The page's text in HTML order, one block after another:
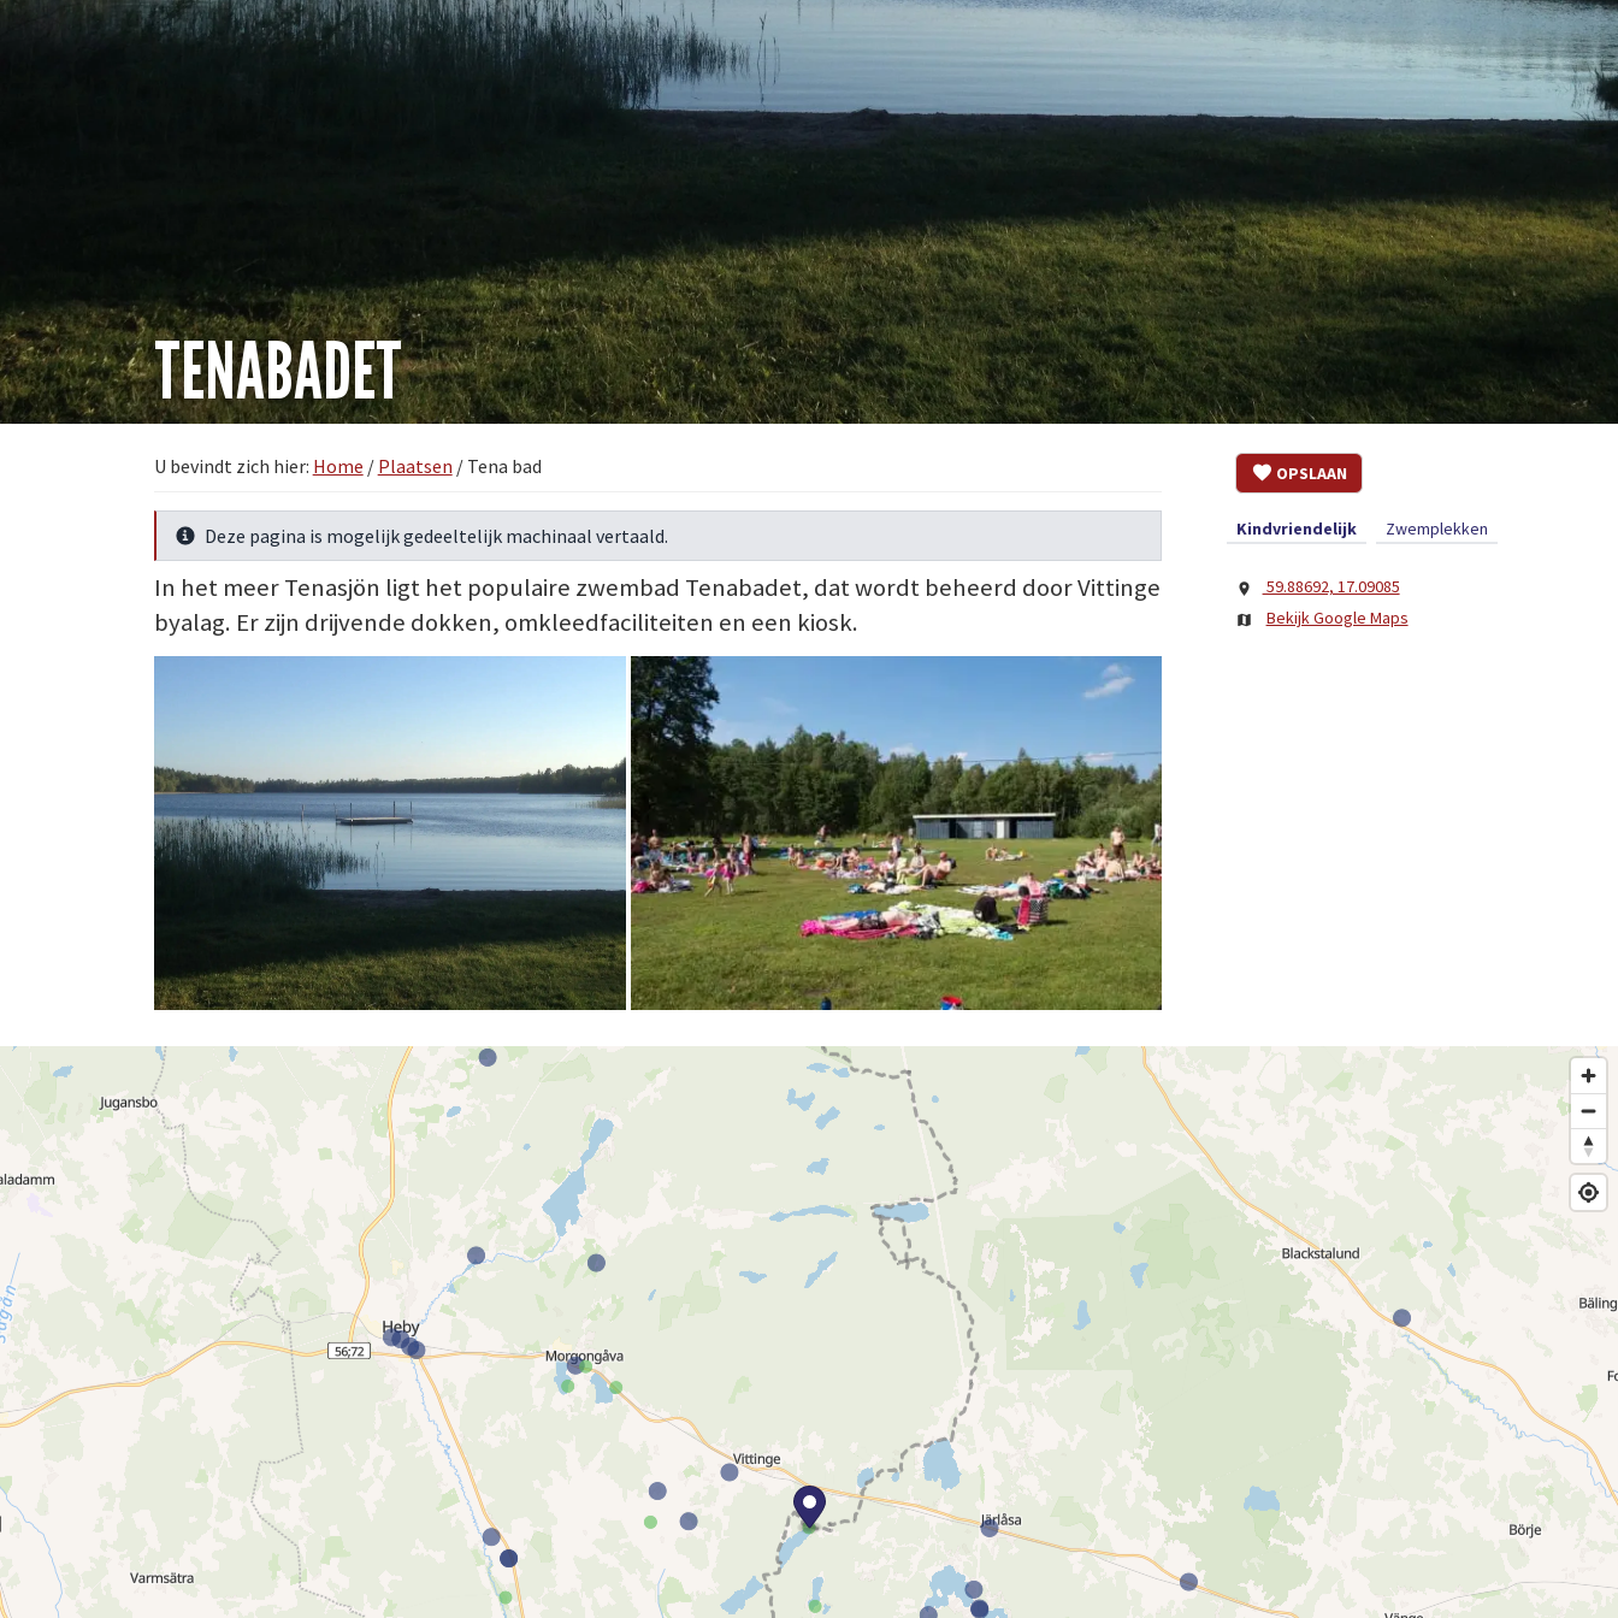
TENABADET
U bevindt zich hier: Home / Plaatsen /Tena bad
Meer info
Deze pagina is mogelijk gedeeltelijk machinaal vertaald.
In het meer Tenasjön ligt het populaire zwembad Tenabadet, dat wordt beheerd door Vittinge
byalag. Er zijn drijvende dokken, omkleedfaciliteiten en een kiosk.
OPSLAAN
Kindvriendelijk Zwemplekken
59.88692, 17.09085
Bekijk Google Maps